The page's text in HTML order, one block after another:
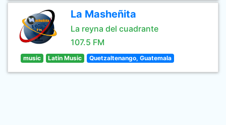
La Masheñita
La reyna del cuadrante
107.5 FM
music Latin Music Quetzaltenango, Guatemala